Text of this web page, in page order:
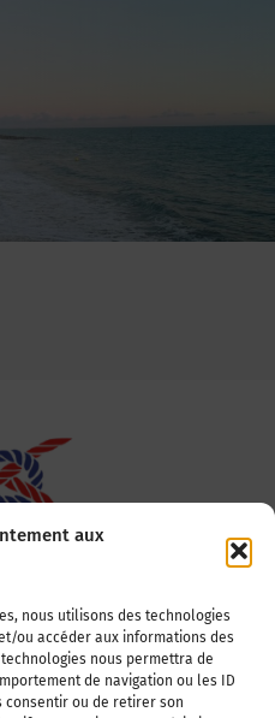
aux
nous utilisons des technologies
ou accéder aux informations des
nous permettra de
de navigation ou les ID
consentir ou de retirer son
Elus des Littoraux
Maubourg